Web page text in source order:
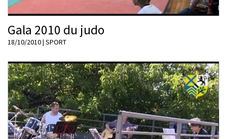
Gala 2010 du judo
18/10/2010| SPORT